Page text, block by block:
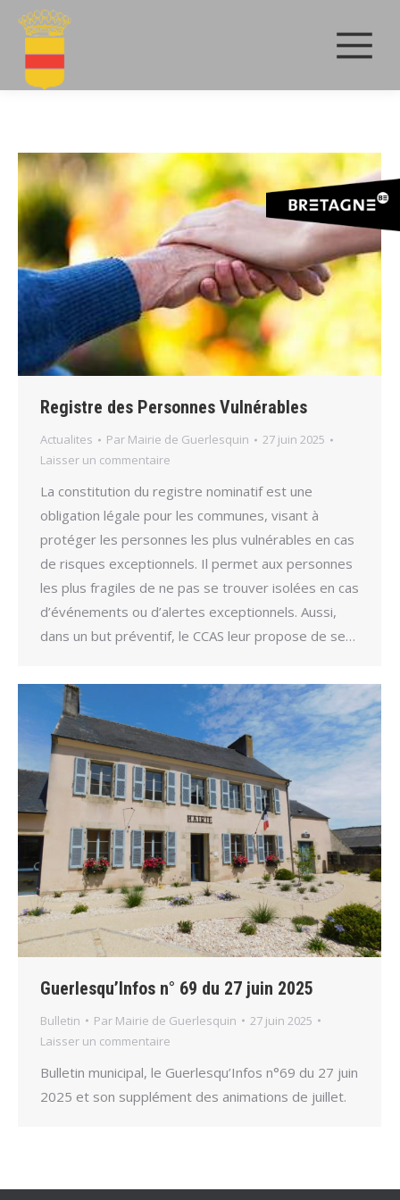
Registre des Personnes Vulnérables
Actualites Par Mairie de Guerlesquin
27 juin 2025
Laisser un commentaire
La constitution du registre nominatif est une
obligation légale pour les communes, visant à
protéger les personnes les plus vulnérables en cas
de risques exceptionnels. Il permet aux personnes
les plus fragiles de ne pas se trouver isolées en cas
d’événements ou d’alertes exceptionnels. Aussi,
dans un but préventif, le CCAS leur propose de se…
Guerlesqu’Infos n° 69 du 27 juin 2025
Bulletin Par Mairie de Guerlesquin
27 juin 2025
Laisser un commentaire
Bulletin municipal, le Guerlesqu’Infos n°69 du 27 juin
2025 et son supplément des animations de juillet.